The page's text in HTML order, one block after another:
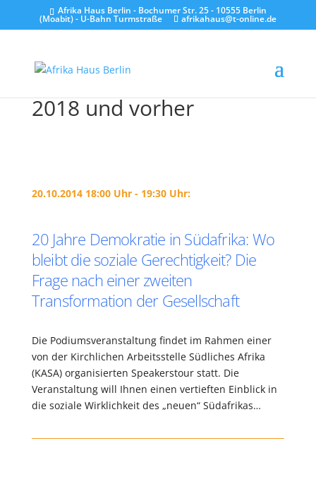
Afrika Haus Berlin - Bochumer Str. 25 - 10555 Berlin
(Moabit) - U-Bahn Turmstraße afrikahaus@t-online.de
2018 und vorher
20.10.2014 18:00 Uhr - 19:30 Uhr:
20 Jahre Demokratie in Südafrika: Wo
bleibt die soziale Gerechtigkeit? Die
Frage nach einer zweiten
Transformation der Gesellschaft
Die Podiumsveranstaltung findet im Rahmen einer
von der Kirchlichen Arbeitsstelle Südliches Afrika
(KASA) organisierten Speakerstour statt. Die
Veranstaltung will Ihnen einen vertieften Einblick in
die soziale Wirklichkeit des „neuen“ Südafrikas…